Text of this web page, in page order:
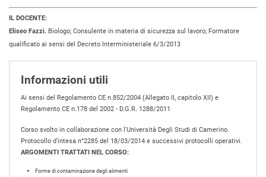
IL DOCENTE:
Eliseo Fazzi. Biologo; Consulente in materia di sicurezza sul lavoro; Formatore
qualificato ai sensi del Decreto Interministeriale 6/3/2013
Informazioni utili
Ai sensi del Regolamento CE n.852/2004 (Allegato II, capitolo XII) e
Regolamento CE n.178 del 2002 - D.G.R. 1288/2011
Corso svolto in collaborazione con l'Università Degli Studi di Camerino.
Protocollo d’intesa n°2285 del 18/03/2014 e successivi protocolli operativi.
ARGOMENTI TRATTATI NEL CORSO:
Forme di contaminazione degli alimenti